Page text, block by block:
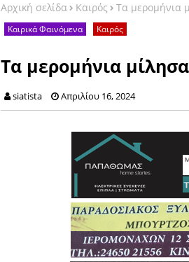
Αρχική σελίδα Καιρός Τα μερομήνια
Καιρικά Φαινόμενα Καιρός
Τα μερομήνια
siatista Απριλίου 16, 2024